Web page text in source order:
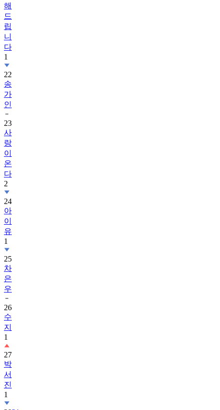
해
드
립
니
다
1
22
송
가
인
23
사
랑
이
온
다
2
24
아
이
유
1
25
차
은
우
26
수
지
1
27
박
서
진
1